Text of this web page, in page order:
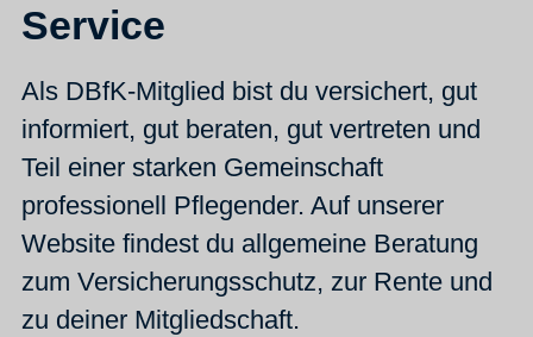
Service
Als DBfK-Mitglied bist du versichert, gut
informiert, gut beraten, gut vertreten und
Teil einer starken Gemeinschaft
professionell Pflegender. Auf unserer
Website findest du allgemeine Beratung
zum Versicherungsschutz, zur Rente und
zu deiner Mitgliedschaft.